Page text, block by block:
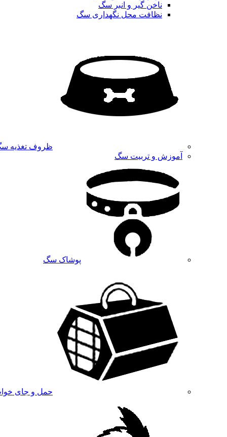
ناخن گیر و انبر سگ
نظافت محل نگهداری سگ
ظروف تغذیه
آموزش و تربیت سگ
پوشاک سگ
حمل و جای